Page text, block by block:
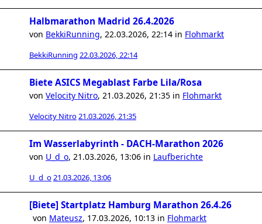
Halbmarathon Madrid 26.4.2026
von BekkiRunning, 22.03.2026, 22:14 in Flohmarkt
BekkiRunning 22.03.2026, 22:14
Biete ASICS Megablast Farbe Lila/Rosa
von Velocity Nitro, 21.03.2026, 21:35 in Flohmarkt
Velocity Nitro21.03.2026, 21:35
Im Wasserlabyrinth - DACH-Marathon 2026
von U_d_o, 21.03.2026, 13:06 in Laufberichte
U_d_o21.03.2026, 13:06
[Biete] Startplatz Hamburg Marathon 26.4.26
von Mateusz, 17.03.2026, 10:13 in Flohmarkt